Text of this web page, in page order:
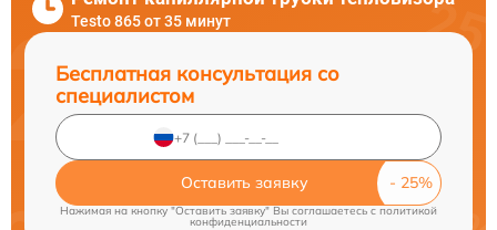
Testo 865 от 35 минут
Бесплатная консультация со
специалистом
Оставить заявку
Нажимая на кнопку "Оставить заявку" Вы соглашаетесь cполитикой
конфиденциальности